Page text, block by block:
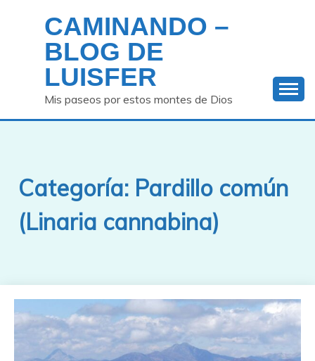
contenido
CAMINANDO –
BLOG DE
LUISFER
Mis paseos por estos montes de Dios
Categoría: Pardillo común
(Linaria cannabina)